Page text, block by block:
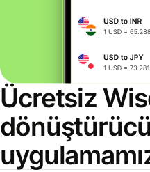
Ücretsiz
dönüştürücü